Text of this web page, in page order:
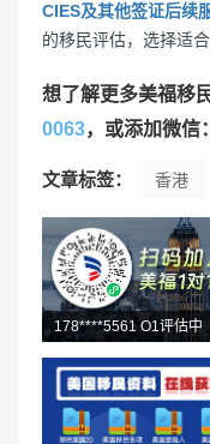
CIES及其他签证后续
的移民评估，选择适
想了解更多美福移
0063，或添加微信
文章标签： 香港
178****5561 O1评估中